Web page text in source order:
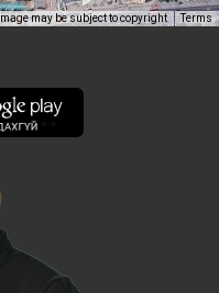
Image may be subject to copyright Terms